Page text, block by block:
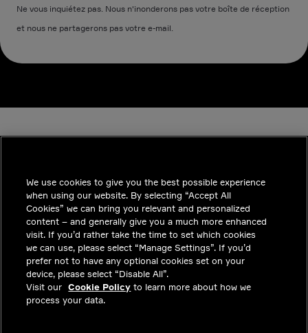
Ne vous inquiétez pas. Nous n'inonderons pas votre boîte de réception
et nous ne partagerons pas votre e-mail.
INDUSTRIES
INSIGHTS
SOLUTIONS
CARRIERES
INVESTISSEURS
We use cookies to give you the best possible experience
when using our website. By selecting “Accept All
Cookies” we can bring you relevant and personalized
content – and generally give you a much more enhanced
visit. If you’d rather take the time to set which cookies
we can use, please select “Manage Settings”. If you’d
prefer not to have any optional cookies set on your
device, please select “Disable All”.
Visit our Cookie Policy to learn more about how we
process your data.